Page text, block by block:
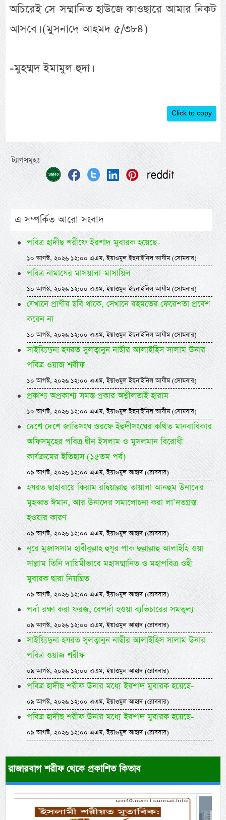
অচিরেই সে সম্মানিত হাউজে কাওছারে আমার নিকট
আসবে। (মুসনাদে আহমদ ৫/৩৮৪)
-মুহম্মদ ইমামুল হুদা।
Click to copy
ট্যাগসমূহঃ
এ সম্পর্কিত আরো সংবাদ
পবিত্র হাদীছ শরীফে ইরশাদ মুবারক হয়েছে-
১০ আগস্ট, ২০২৬ ১২:০০ এএম, ইয়াওমুল ইছনাইনিল আযীম (সোমবার)
পবিত্র নামাযের মাসয়ালা-মাসায়িল
১০ আগস্ট, ২০২৬ ১২:০০ এএম, ইয়াওমুল ইছনাইনিল আযীম (সোমবার)
যেখানে প্রাণীর ছবি থাকে, সেখানে রহমতের ফেরেশতা প্রবেশ
করেন না
১০ আগস্ট, ২০২৬ ১২:০০ এএম, ইয়াওমুল ইছনাইনিল আযীম (সোমবার)
সাইয়্যিদুনা হযরত সুলত্বানুন নাছীর আলাইহিস সালাম উনার
পবিত্র ওয়াজ শরীফ
১০ আগস্ট, ২০২৬ ১২:০০ এএম, ইয়াওমুল ইছনাইনিল আযীম (সোমবার)
প্রকাশ্য অপ্রকাশ্য সমস্ত প্রকার অশ্লীলতাই হারাম
১০ আগস্ট, ২০২৬ ১২:০০ এএম, ইয়াওমুল ইছনাইনিল আযীম (সোমবার)
দেশে দেশে জাতিসংঘ ওরফে ইহুদীসংঘের কথিত মানবাধিকার
অফিসমূহের পবিত্র দ্বীন ইসলাম ও মুসলমান বিরোধী
কার্যক্রমের ইতিহাস (১৫তম পর্ব)
০৯ আগস্ট, ২০২৬ ১২:০০ এএম, ইয়াওমুল আহাদ (রোববার)
হযরত ছাহাবায়ে কিরাম রদ্বিয়াল্লাহু তায়ালা আনহুম উনাদের
মুহব্বত ঈমান, আর উনাদের সমালোচনা করা লা’নতগ্রস্ত
হওয়ার কারণ
০৯ আগস্ট, ২০২৬ ১২:০০ এএম, ইয়াওমুল আহাদ (রোববার)
নূরে মুজাসসাম হাবীবুল্লাহ হুযূর পাক ছল্লাল্লাহু আলাইহি ওয়া
সাল্লাম তিনি দায়িমীভাবে মহাসম্মানিত ও মহাপবিত্র ওহী
মুবারক দ্বারা নিয়ন্ত্রিত
০৯ আগস্ট, ২০২৬ ১২:০০ এএম, ইয়াওমুল আহাদ (রোববার)
পর্দা রক্ষা করা ফরজ, বেপর্দা হওয়া ব্যভিচারের সমতুল্য
০৯ আগস্ট, ২০২৬ ১২:০০ এএম, ইয়াওমুল আহাদ (রোববার)
সাইয়্যিদুনা হযরত সুলত্বানুন নাছীর আলাইহিস সালাম উনার
পবিত্র ওয়াজ শরীফ
০৯ আগস্ট, ২০২৬ ১২:০০ এএম, ইয়াওমুল আহাদ (রোববার)
পবিত্র হাদীছ শরীফ উনার মধ্যে ইরশাদ মুবারক হয়েছে-
০৯ আগস্ট, ২০২৬ ১২:০০ এএম, ইয়াওমুল আহাদ (রোববার)
পবিত্র হাদীছ শরীফ উনার মধ্যে ইরশাদ মুবারক হয়েছে-
০৯ আগস্ট, ২০২৬ ১২:০০ এএম, ইয়াওমুল আহাদ (রোববার)
রাজারবাগ শরীফ থেকে প্রকাশিত কিতাব